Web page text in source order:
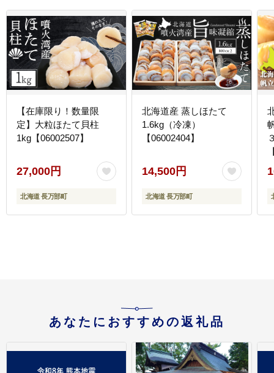
【在庫限り！数量限
定】大粒ほたて貝柱
1kg【06002507】
27,000円
北海道 長万部町
北海道産 蒸しほたて
1.6kg（冷凍）
【06002404】
14,500円
北海道 長万部町
あなたにおすすめの返礼品